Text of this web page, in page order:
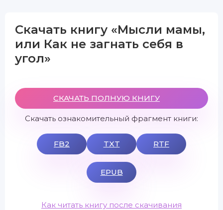
Скачать книгу «Мысли мамы,
или Как не загнать себя в
угол»
СКАЧАТЬ ПОЛНУЮ КНИГУ
Скачать ознакомительный фрагмент книги:
FB2 TXT RTF
EPUB
Как читать книгу после скачивания